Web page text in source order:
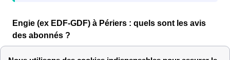
Engie (ex EDF-GDF) à Périers : quels sont les avis
des abonnés ?